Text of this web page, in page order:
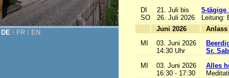
DE FR EN
DI
SO
21. Juli bis
26. Juli 2026
5-
Leitung:
Juni 2026
MI
03. Juni 2026
14:30 Uhr
Sr.
MI
03. Juni 2026
16:30 - 17:30
Alles